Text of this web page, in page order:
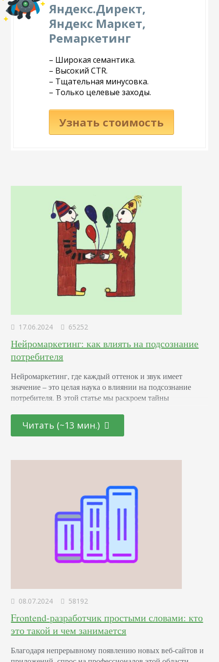
Яндекс.Директ,
Яндекс Маркет,
Ремаркетинг
– Широкая семантика.
– Высокий CTR.
– Тщательная минусовка.
– Только целевые заходы.
Узнать стоимость
17.06.2024 65252
Нейромаркетинг: как влиять на подсознание
потребителя
Нейромаркетинг, где каждый оттенок и звук имеет
значение – это целая наука о влиянии на подсознание
потребителя. В этой статье мы раскроем тайны
последних достижениях в области психологии и
нейронаук. От подбора цветовой палитры до создания
человеческого сознания для повышения интереса и
Читать (~13 мин.)
08.07.2024 58192
Frontend-разработчик простыми словами: кто
это такой и чем занимается
Благодаря непрерывному появлению новых веб-сайтов и